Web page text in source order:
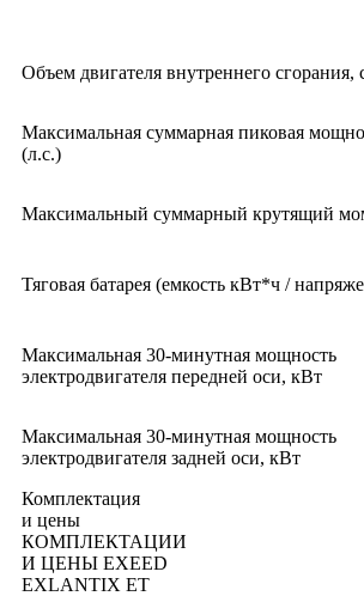
Объем двигателя внутреннего сгорания,
Максимальная суммарная пиковая
(л.с.)
Максимальный суммарный крутящий
Тяговая батарея (емкость кВт*ч /
Максимальная 30-минутная мощность
электродвигателя передней оси, кВт
Максимальная 30-минутная мощность
электродвигателя задней оси, кВт
Комплектация
и цены
КОМПЛЕКТАЦИИ
И ЦЕНЫ EXEED
EXLANTIX ET